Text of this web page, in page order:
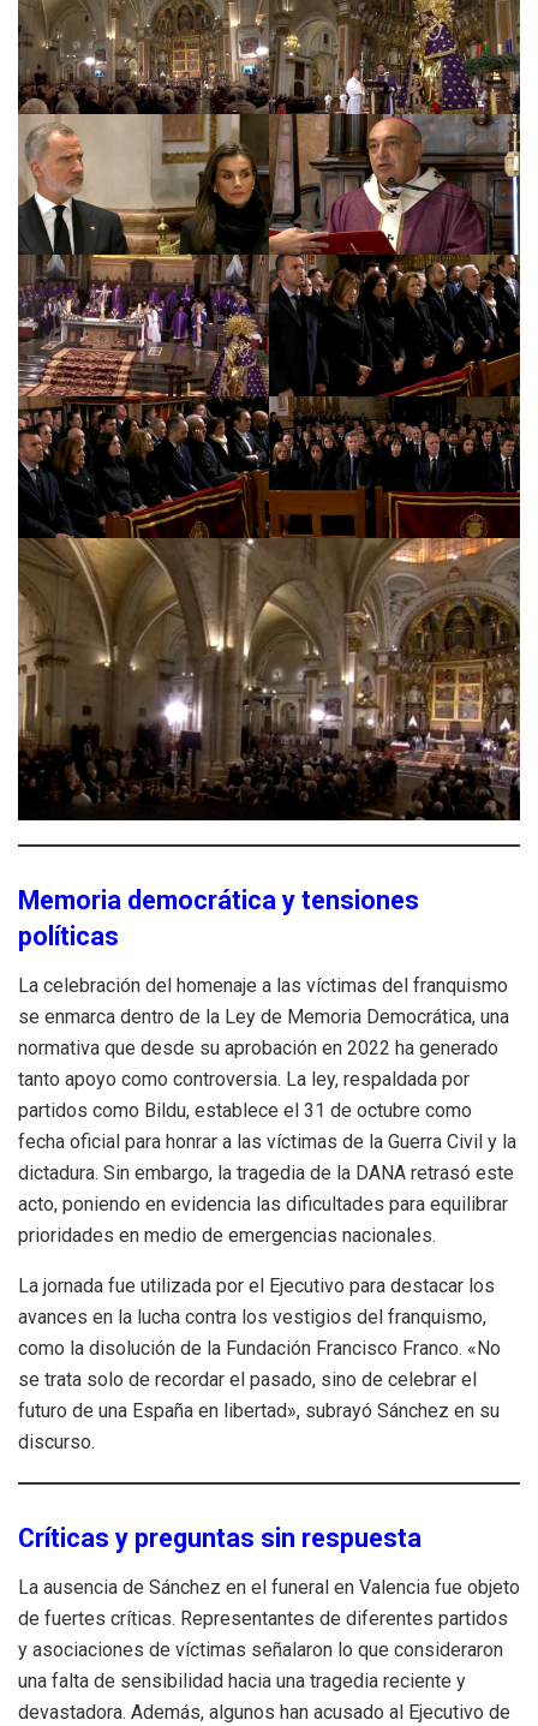
Memoria democrática y tensiones
políticas
La celebración del homenaje a las víctimas del franquismo
se enmarca dentro de la Ley de Memoria Democrática, una
normativa que desde su aprobación en 2022 ha generado
tanto apoyo como controversia. La ley, respaldada por
partidos como Bildu, establece el 31 de octubre como
fecha oficial para honrar a las víctimas de la Guerra Civil y la
dictadura. Sin embargo, la tragedia de la DANA retrasó este
acto, poniendo en evidencia las dificultades para equilibrar
prioridades en medio de emergencias nacionales.
La jornada fue utilizada por el Ejecutivo para destacar los
avances en la lucha contra los vestigios del franquismo,
como la disolución de la Fundación Francisco Franco. «No
se trata solo de recordar el pasado, sino de celebrar el
futuro de una España en libertad», subrayó Sánchez en su
discurso.
Críticas y preguntas sin respuesta
La ausencia de Sánchez en el funeral en Valencia fue objeto
de fuertes críticas. Representantes de diferentes partidos
y asociaciones de víctimas señalaron lo que consideraron
una falta de sensibilidad hacia una tragedia reciente y
devastadora. Además, algunos han acusado al Ejecutivo de